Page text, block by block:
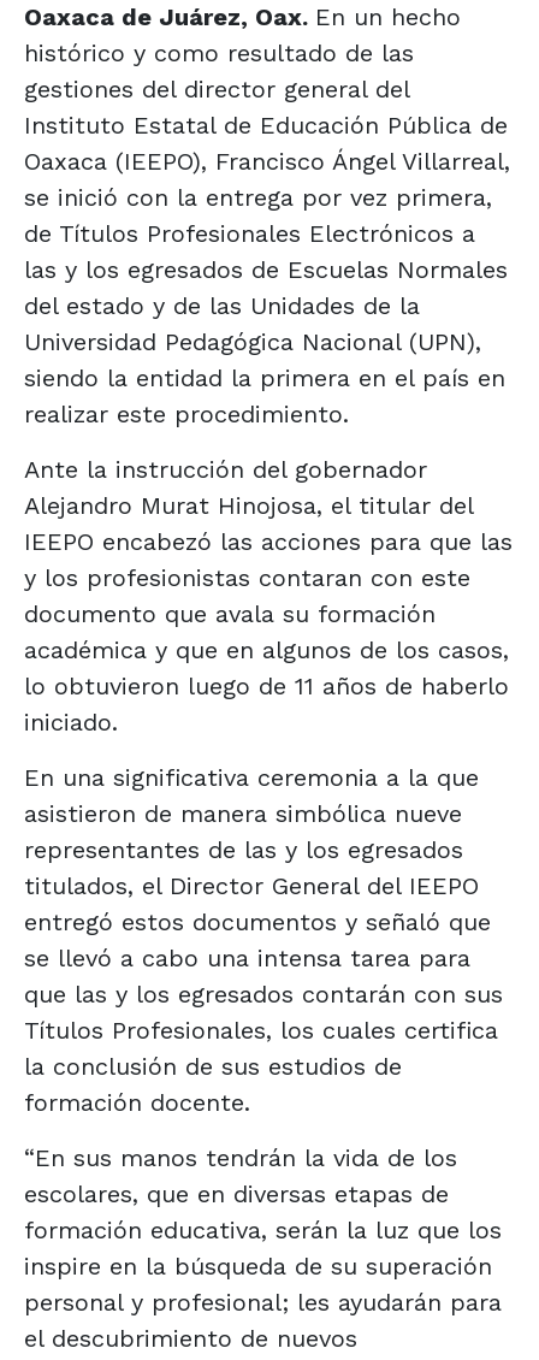
Oaxaca de Juárez, Oax. En un hecho
histórico y como resultado de las
gestiones del director general del
Instituto Estatal de Educación Pública de
Oaxaca (IEEPO), Francisco Ángel Villarreal,
se inició con la entrega por vez primera,
de Títulos Profesionales Electrónicos a
las y los egresados de Escuelas Normales
del estado y de las Unidades de la
Universidad Pedagógica Nacional (UPN),
siendo la entidad la primera en el país en
realizar este procedimiento.
Ante la instrucción del gobernador
Alejandro Murat Hinojosa, el titular del
IEEPO encabezó las acciones para que las
y los profesionistas contaran con este
documento que avala su formación
académica y que en algunos de los casos,
lo obtuvieron luego de 11 años de haberlo
iniciado.
En una significativa ceremonia a la que
asistieron de manera simbólica nueve
representantes de las y los egresados
titulados, el Director General del IEEPO
entregó estos documentos y señaló que
se llevó a cabo una intensa tarea para
que las y los egresados contarán con sus
Títulos Profesionales, los cuales certifica
la conclusión de sus estudios de
formación docente.
“En sus manos tendrán la vida de los
escolares, que en diversas etapas de
formación educativa, serán la luz que los
inspire en la búsqueda de su superación
personal y profesional; les ayudarán para
el descubrimiento de nuevos